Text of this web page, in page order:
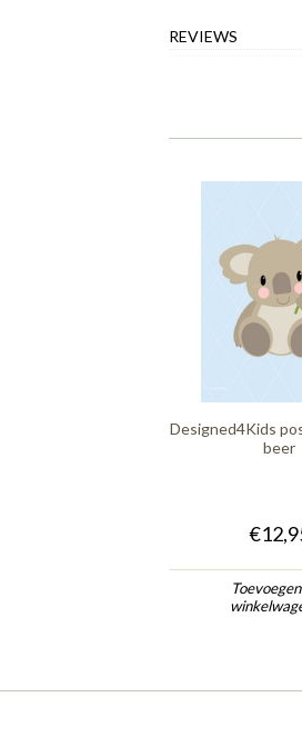
REVIEWS
Designed4Kids
beer